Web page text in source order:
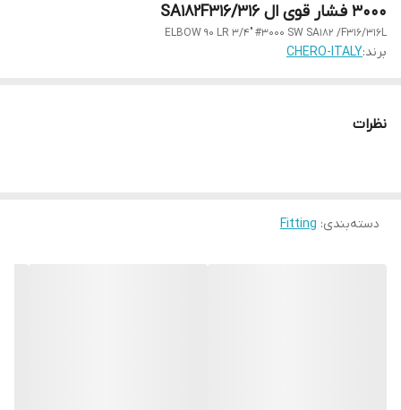
3000 فشار قوی ال SA182F316/316
ELBOW 90 LR 3/4" #3000 SW SA182 /F316/316L
برند:CHERO-ITALY
نظرات
دسته‌بندی:
Fitting